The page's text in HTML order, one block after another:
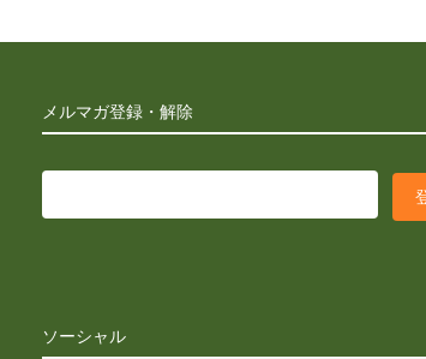
メルマガ登録・解除
ソーシャル